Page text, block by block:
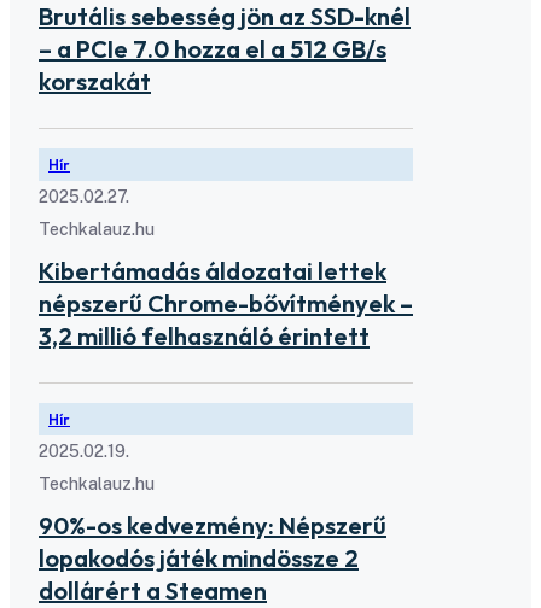
Brutális sebesség jön az SSD-knél
– a PCIe 7.0 hozza el a 512 GB/s
korszakát
Hír
2025.02.27.
Techkalauz.hu
Kibertámadás áldozatai lettek
népszerű Chrome-bővítmények –
3,2 millió felhasználó érintett
Hír
2025.02.19.
Techkalauz.hu
90%-os kedvezmény: Népszerű
lopakodós játék mindössze 2
dollárért a Steamen